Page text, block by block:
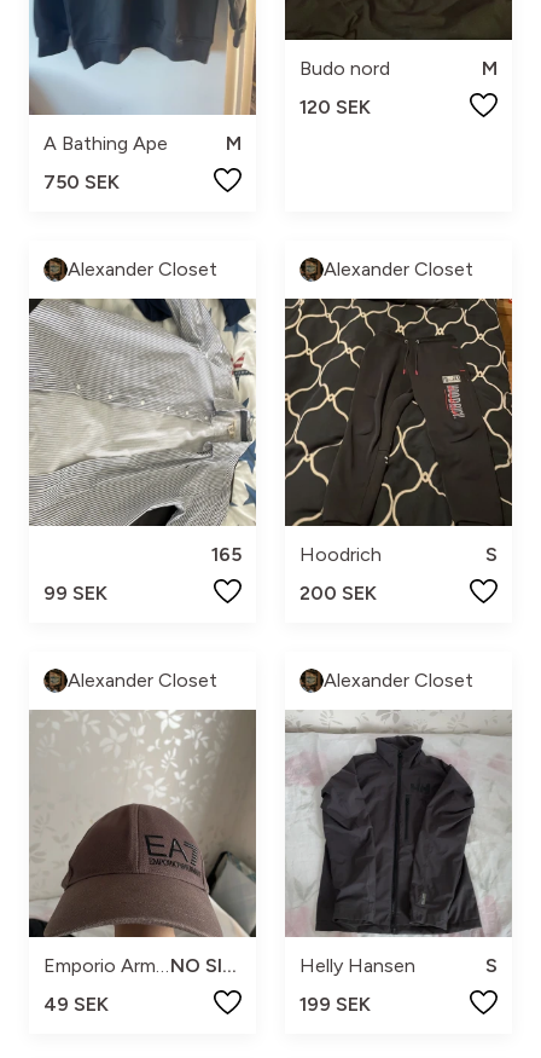
A Bathing Ape
M
750 SEK
Budo nord
M
120 SEK
Alexander Closet
165
99 SEK
Alexander Closet
Hoodrich
S
200 SEK
Alexander Closet
Emporio Armani
NO SIZE
49 SEK
Alexander Closet
Helly Hansen
S
199 SEK